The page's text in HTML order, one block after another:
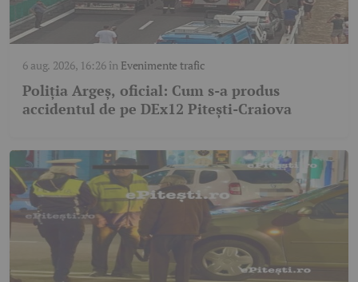
6 aug. 2026, 16:26în Evenimente trafic
Poliția Argeș, oficial: Cum s-a produs
accidentul de pe DEx12 Pitești-Craiova